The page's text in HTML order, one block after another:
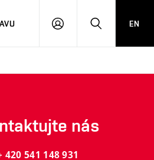
PŘIHLÁSITHLEDAT
EN
nás
420 541 148 931